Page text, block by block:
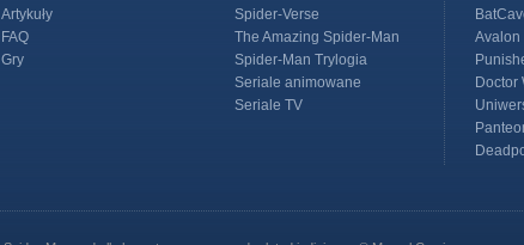
Artykuły
FAQ
Gry
Spider-Verse
The Amazing Spider-Man
Spider-Man Trylogia
Seriale animowane
Seriale TV
Avalon
Doctor